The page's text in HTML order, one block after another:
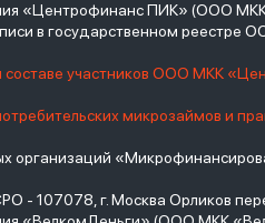
«Центрофинанс ПИК» (ООО
в государственном реестре
составе участников ООО МКК
микрозаймов и
- 107078, г. Москва Орликов